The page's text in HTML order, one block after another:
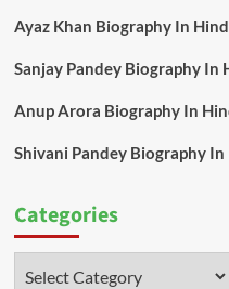
Ayaz Khan Biography In Hindi
Sanjay Pandey Biography In
Anup Arora Biography In
Shivani Pandey Biography In
Categories